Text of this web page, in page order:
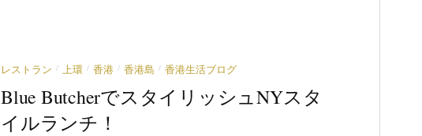
レストラン / 上環 / 香港 / 香港島 / 香港生活ブログ
Blue ButcherでスタイリッシュNYスタ
イルランチ！